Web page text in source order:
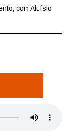
com Aluísio